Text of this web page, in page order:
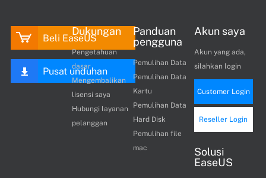
Beli EaseUS
Pusat unduhan
Dukungan
Pengetahuan
dasar
Mengembalikan
lisensi saya
Hubungi layanan
pelanggan
Panduan
pengguna
Pemulihan Data
Pemulihan Data
Kartu
Pemulihan Data
Hard Disk
Pemulihan file
mac
Akun saya
Akun yang ada,
silahkan login
Customer Login
Reseller Login
Solusi
EaseUS